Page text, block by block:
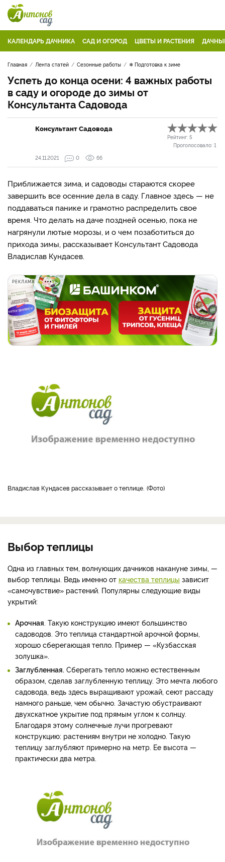
КАЛЕНДАРЬ ДАЧНИКА САД И ОГОРОД ЦВЕТЫ И РАСТЕНИЯ
Главная Лента статей Сезонные работы ❄ Подготовка к зиме
Успеть до конца осени: 4 важных работы
в саду и огороде до зимы от
Консультанта Садовода
Консультант Садовода
Рейтинг: 5
Проголосовало: 1
24.11.2021
0 66
Приближается зима, и садоводы стараются скорее
завершить все осенние дела в саду. Главное здесь — не
поддаваться панике и грамотно распределить свое
время. Что делать на даче поздней осенью, пока не
нагрянули лютые морозы, и о чем позаботиться до
прихода зимы, рассказывает Консультант Садовода
Владислав Кундасев.
РЕКЛАМА
Владислав Кундасев рассказывает о теплице. Фото
Выбор теплицы
Одна из главных тем, волнующих дачников накануне зимы, —
выбор теплицы. Ведь именно от качества теплицы зависит
«самочувствие» растений. Популярны следующие виды
укрытий:
Арочная . Такую конструкцию имеют большинство
садоводов. Это теплица стандартной арочной формы,
хорошо сберегающая тепло. Пример — «Кузбасская
золушка».
Заглубленная. Сберегать тепло можно естественным
образом, сделав заглубленную теплицу. Это мечта любого
садовода, ведь здесь выращивают урожай, сеют рассаду
намного раньше, чем обычно. Зачастую обустраивают
двухскатное укрытие под прямым углом к солнцу.
Благодаря этому солнечные лучи прогревают
конструкцию: растениям внутри не холодно. Такую
теплицу заглубляют примерно на метр. Ее высота —
практически два метра.